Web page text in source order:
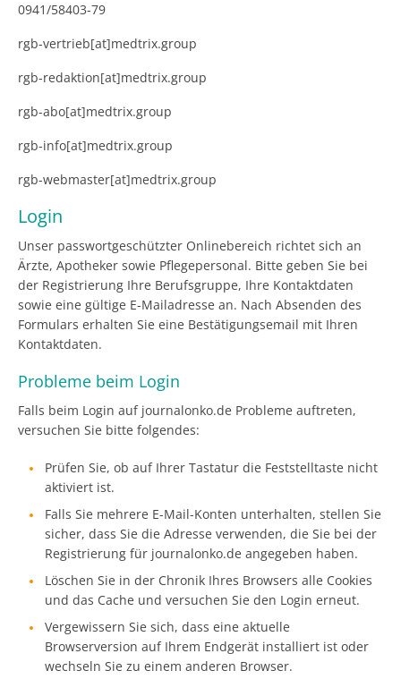
0941/58403-79
rgb-vertrieb[at]medtrix.group
rgb-redaktion[at]medtrix.group
rgb-abo[at]medtrix.group
rgb-info[at]medtrix.group
rgb-webmaster[at]medtrix.group
Login
Unser passwortgeschützter Onlinebereich richtet sich an
Ärzte, Apotheker sowie Pflegepersonal. Bitte geben Sie bei
der Registrierung Ihre Berufsgruppe, Ihre Kontaktdaten
sowie eine gültige E-Mailadresse an. Nach Absenden des
Formulars erhalten Sie eine Bestätigungsemail mit Ihren
Kontaktdaten.
Probleme beim Login
Falls beim Login auf journalonko.de Probleme auftreten,
versuchen Sie bitte folgendes:
Prüfen Sie, ob auf Ihrer Tastatur die Feststelltaste nicht
aktiviert ist.
Falls Sie mehrere E-Mail-Konten unterhalten, stellen Sie
sicher, dass Sie die Adresse verwenden, die Sie bei der
Registrierung für journalonko.de angegeben haben.
Löschen Sie in der Chronik Ihres Browsers alle Cookies
und das Cache und versuchen Sie den Login erneut.
Vergewissern Sie sich, dass eine aktuelle
Browserversion auf Ihrem Endgerät installiert ist oder
wechseln Sie zu einem anderen Browser.